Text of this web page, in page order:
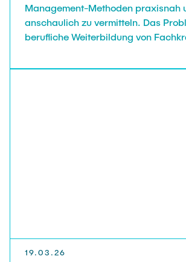
Management-Methoden praxisnah
anschaulich zu vermitteln. Das
berufliche Weiterbildung von
19.03.26